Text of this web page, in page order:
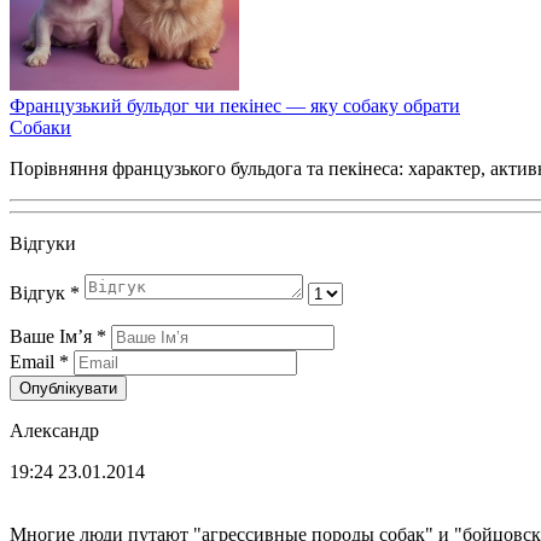
Французький бульдог чи пекінес — яку собаку обрати
Собаки
Порівняння французького бульдога та пекінеса: характер,
Відгуки
Відгук *
Ваше Імʼя *
Email *
Опублікувати
Александр
19:24 23.01.2014
Многие люди путают "агрессивные породы собак" и